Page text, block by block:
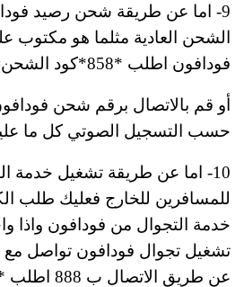
9- اما عن طريقة شحن رصيد
الشحن العادية مثلما هو
فودافون اطلب *858*كود الشحن#
أو قم بالاتصال برقم شحن
حسب التسجيل الصوتي كل ما عليك
10- اما عن طريقة تشغيل خدمة
للمسافرين للخارج فعليك طلب
خدمة التجوال من فودافون واذا
تشغيل تجوال فودافون تواصل مع
عن طريق الاتصال ب 888 اطلب *888*5#